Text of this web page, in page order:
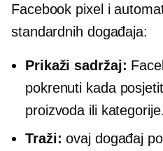
Facebook pixel i
standardnih događaja:
Prikaži sadržaj:
pokrenuti kada
proizvoda ili kategorije.
Traži: ovaj događaj